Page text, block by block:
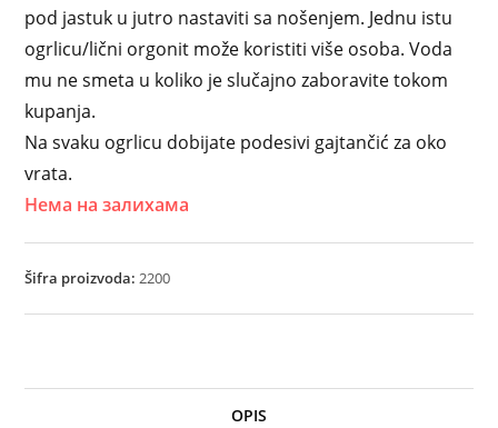
pod jastuk u jutro nastaviti sa nošenjem. Jednu istu
ogrlicu/lični orgonit može koristiti više osoba. Voda
mu ne smeta u koliko je slučajno zaboravite tokom
kupanja.
Na svaku ogrlicu dobijate podesivi gajtančić za oko
vrata.
Нема на залихама
Šifra proizvoda:2200
OPIS